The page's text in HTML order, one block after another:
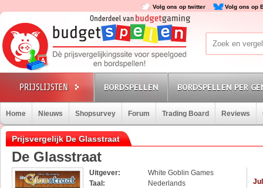
Volg ons op twitter Volg ons op
BORDSPELLEN BORDSPELLEN PER
Home Nieuws Shopsurvey Forum Trading Board Reviews
Prijsvergelijk De Glasstraat
De Glasstraat
Uitgever:
White Goblin Games
Taal:
Nederlands